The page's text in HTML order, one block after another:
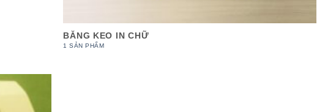
BĂNG KEO IN CHỮ
1 SẢN PHẨM